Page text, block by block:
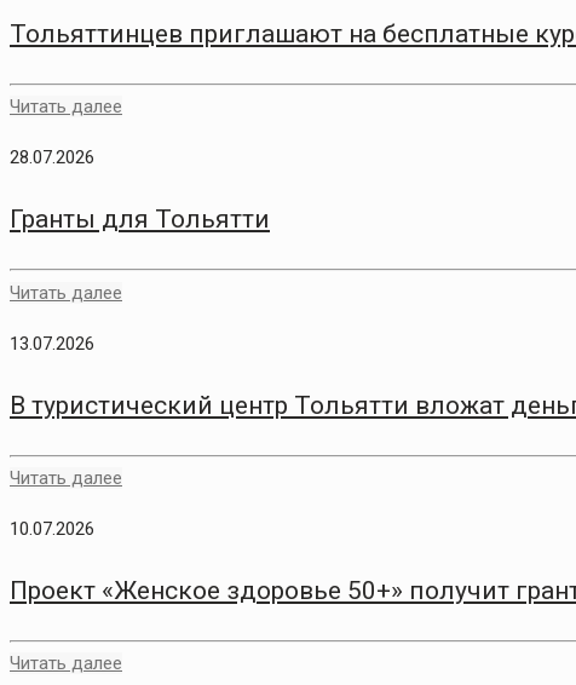
Тольяттинцев приглашают на бесплатные
Читать далее
28.07.2026
Гранты для Тольятти
Читать далее
13.07.2026
В туристический центр Тольятти вложат
Читать далее
10.07.2026
Проект «Женское здоровье 50+» получит
Читать далее